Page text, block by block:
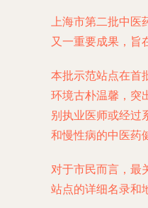
上海市第二批中医
又一重要成果，旨
本批示范站点在首
环境古朴温馨，突
别执业医师或经过
和慢性病的中医药
对于市民而言，最
站点的详细名录和